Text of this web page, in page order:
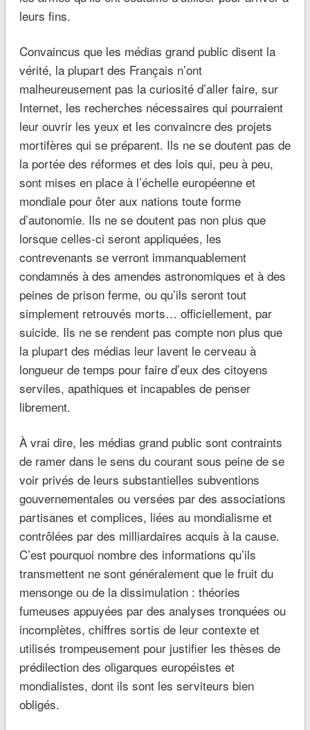
leurs fins.
Convaincus que les médias grand public disent la
vérité, la plupart des Français n’ont
malheureusement pas la curiosité d’aller faire, sur
Internet, les recherches nécessaires qui pourraient
leur ouvrir les yeux et les convaincre des projets
mortifères qui se préparent. Ils ne se doutent pas de
la portée des réformes et des lois qui, peu à peu,
sont mises en place à l’échelle européenne et
mondiale pour ôter aux nations toute forme
d’autonomie. Ils ne se doutent pas non plus que
lorsque celles-ci seront appliquées, les
contrevenants se verront immanquablement
condamnés à des amendes astronomiques et à des
peines de prison ferme, ou qu’ils seront tout
simplement retrouvés morts… officiellement, par
suicide. Ils ne se rendent pas compte non plus que
la plupart des médias leur lavent le cerveau à
longueur de temps pour faire d’eux des citoyens
serviles, apathiques et incapables de penser
librement.
À vrai dire, les médias grand public sont contraints
de ramer dans le sens du courant sous peine de se
voir privés de leurs substantielles subventions
gouvernementales ou versées par des associations
partisanes et complices, liées au mondialisme et
contrôlées par des milliardaires acquis à la cause.
C’est pourquoi nombre des informations qu’ils
transmettent ne sont généralement que le fruit du
mensonge ou de la dissimulation : théories
fumeuses appuyées par des analyses tronquées ou
incomplètes, chiffres sortis de leur contexte et
utilisés trompeusement pour justifier les thèses de
prédilection des oligarques européistes et
mondialistes, dont ils sont les serviteurs bien
obligés.